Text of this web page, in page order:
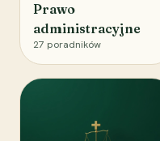
Prawo
administracyjne
27 poradników